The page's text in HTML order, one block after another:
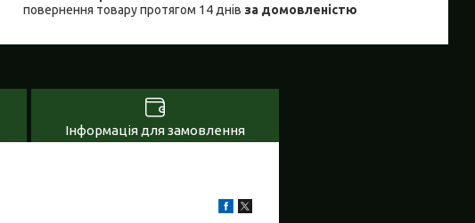
повернення товару протягом 14 днів за домовленістю
Інформація для замовлення